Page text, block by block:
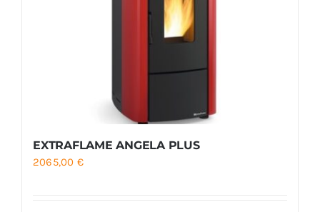
EXTRAFLAME ANGELA PLUS
2065,00 €